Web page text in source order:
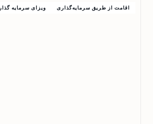
اقامت از طریق سرمایه‌گذاری ویزای سرمایه گذار